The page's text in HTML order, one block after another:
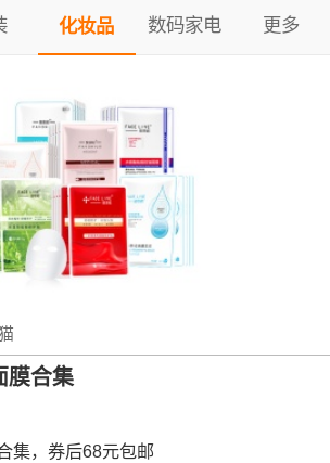
化妆品 数码家电 更多
膜合集
集，券后68元包邮